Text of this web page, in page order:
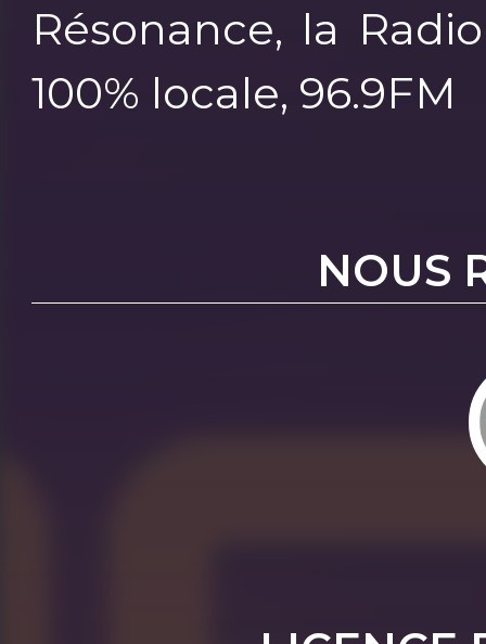
Résonance, la
100% locale, 96.9FM
NOUS